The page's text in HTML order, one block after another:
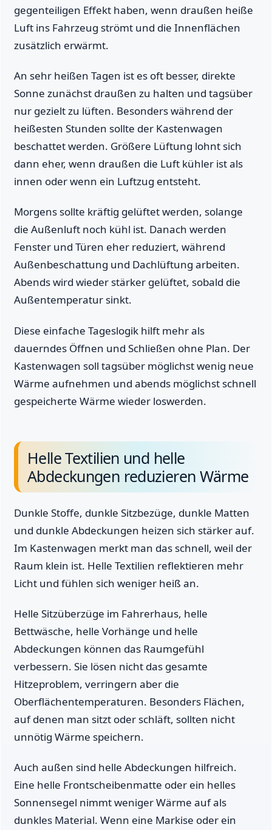
gegenteiligen Effekt haben, wenn draußen heiße
Luft ins Fahrzeug strömt und die Innenflächen
zusätzlich erwärmt.
An sehr heißen Tagen ist es oft besser, direkte
Sonne zunächst draußen zu halten und tagsüber
nur gezielt zu lüften. Besonders während der
heißesten Stunden sollte der Kastenwagen
beschattet werden. Größere Lüftung lohnt sich
dann eher, wenn draußen die Luft kühler ist als
innen oder wenn ein Luftzug entsteht.
Morgens sollte kräftig gelüftet werden, solange
die Außenluft noch kühl ist. Danach werden
Fenster und Türen eher reduziert, während
Außenbeschattung und Dachlüftung arbeiten.
Abends wird wieder stärker gelüftet, sobald die
Außentemperatur sinkt.
Diese einfache Tageslogik hilft mehr als
dauerndes Öffnen und Schließen ohne Plan. Der
Kastenwagen soll tagsüber möglichst wenig neue
Wärme aufnehmen und abends möglichst schnell
gespeicherte Wärme wieder loswerden.
Helle Textilien und helle
Abdeckungen reduzieren Wärme
Dunkle Stoffe, dunkle Sitzbezüge, dunkle Matten
und dunkle Abdeckungen heizen sich stärker auf.
Im Kastenwagen merkt man das schnell, weil der
Raum klein ist. Helle Textilien reflektieren mehr
Licht und fühlen sich weniger heiß an.
Helle Sitzüberzüge im Fahrerhaus, helle
Bettwäsche, helle Vorhänge und helle
Abdeckungen können das Raumgefühl
verbessern. Sie lösen nicht das gesamte
Hitzeproblem, verringern aber die
Oberflächentemperaturen. Besonders Flächen,
auf denen man sitzt oder schläft, sollten nicht
unnötig Wärme speichern.
Auch außen sind helle Abdeckungen hilfreich.
Eine helle Frontscheibenmatte oder ein helles
Sonnensegel nimmt weniger Wärme auf als
dunkles Material. Wenn eine Markise oder ein